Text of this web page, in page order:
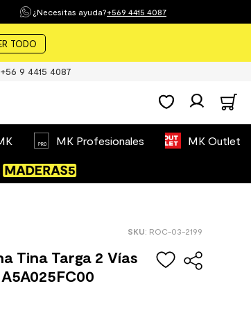
¿Necesitas ayuda?+569 4415 4087
TODO
9 4415 4087
MK Profesionales MK Outlet
: ROC-03-2199
Tina Targa 2 Vías